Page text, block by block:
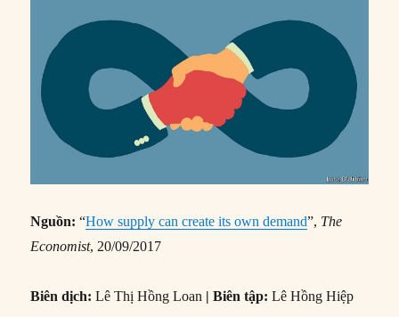
Nguồn: “How supply can create its own demand”, The
Economist, 20/09/2017
Biên dịch:Lê Thị Hồng Loan | Biên tập:Lê Hồng Hiệp